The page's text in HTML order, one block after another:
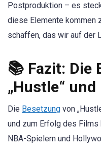
Postproduktion – es
diese Elemente kommen
schaffen, das wir auf der
📚 Fazit: Die
„Hustle“
Die Besetzung von
und zum Erfolg des
NBA-Spielern und